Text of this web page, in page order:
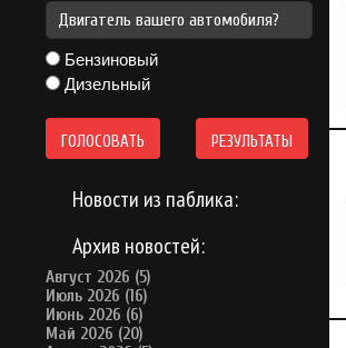
Двигатель вашего автомобиля?
Бензиновый
Дизельный
ГОЛОСОВАТЬ РЕЗУЛЬТАТЫ
Новости из паблика:
Архив новостей:
Август 2026 (5)
Июль 2026 (16)
Июнь 2026 (6)
Май 2026 (20)